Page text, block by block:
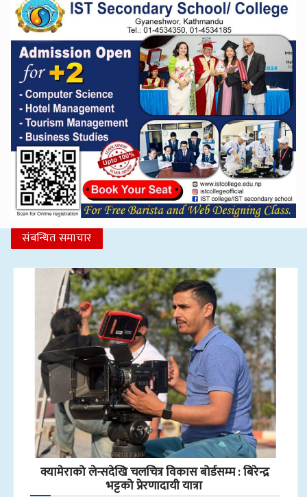
संबन्धित समाचार
क्यामेराको लेन्सदेखि चलचित्र विकास बोर्डसम्म : बिरेन्द्र
भट्टको प्रेरणादायी यात्रा